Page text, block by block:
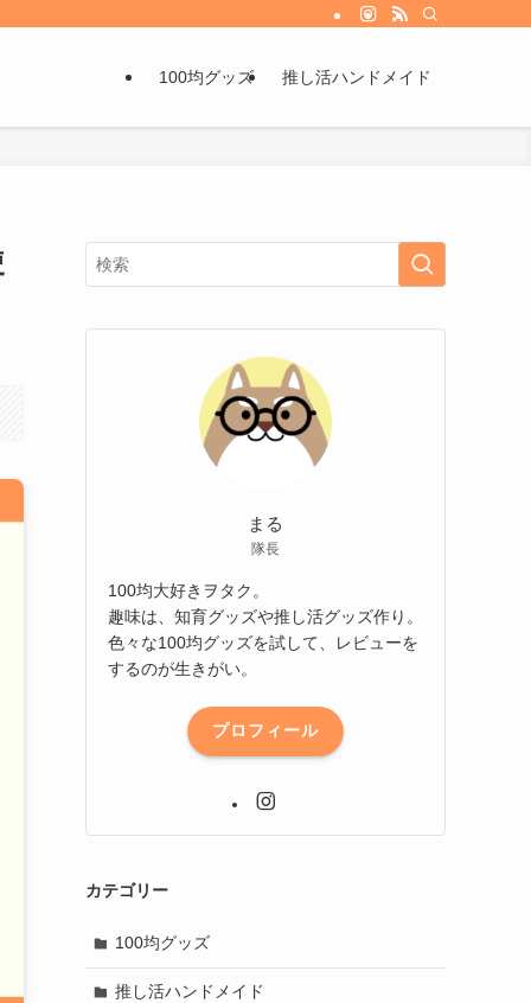
100均グッズ 推し活ハンドメイド
まる
隊長
100均大好きヲタク。
趣味は、知育グッズや推し活グッズ作り。
色々な100均グッズを試して、レビューを
するのが生きがい。
プロフィール
カテゴリー
100均グッズ
推し活ハンドメイド